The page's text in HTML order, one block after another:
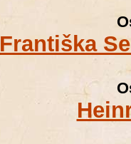
Františka